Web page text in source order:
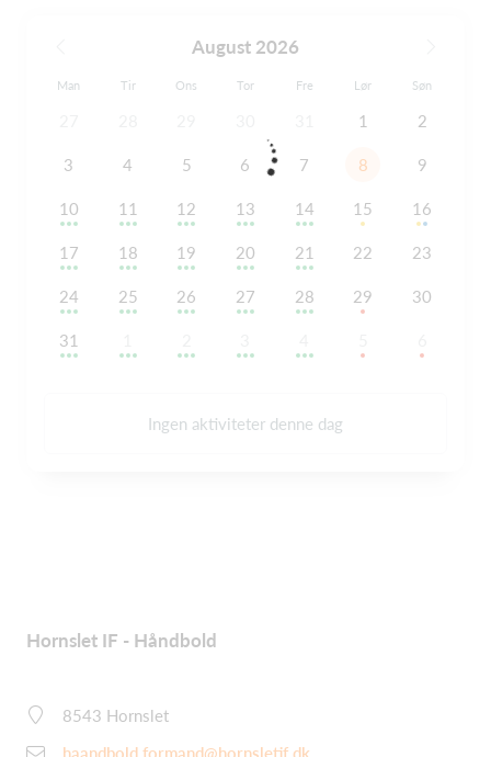
August 2026
Man Tir Ons Tor Fre Lør Søn
1 2
3 4 5 6 7 8 9
10 11 12 13 14 15 16
17 18 19 20 21 22 23
24 25 26 27 28 29 30
31
Ingen aktiviteter denne dag
Hornslet IF - Håndbold
8543 Hornslet
haandbold.formand@hornsletif.dk